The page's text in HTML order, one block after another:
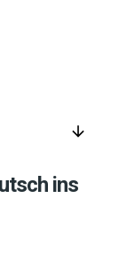
arrow_downward
ins